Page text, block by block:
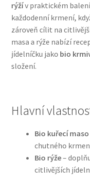
Brit pro psy
Granule pro psy
Natural Trainer
přírodními
Hračky pro psy
Konzervy a kapsičky
rýžív praktickém
každodenní krmení,
zároveň cílit na
masa a rýže nabízí
jídelníčku jako bio
složení.
Hlavní
Bio kuřecí maso
chutného
Bio rýže–
citlivějších